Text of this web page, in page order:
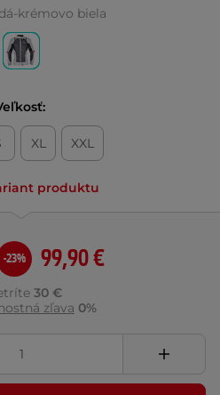
krémovo biela
XL XXL
produktu
99,90 €
-23%
30 €
zľava 0%